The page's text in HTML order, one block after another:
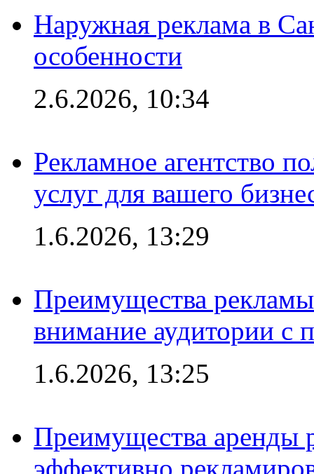
Наружная реклама в
особенности
2.6.2026, 10:34
Рекламное агентство
услуг для вашего
1.6.2026, 13:29
Преимущества
внимание аудитории
1.6.2026, 13:25
Преимущества аренды
эффективно